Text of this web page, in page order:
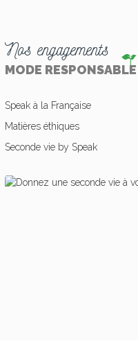
Nos engagements
MODE RESPONSABLE
Speak à la Française
Matières éthiques
Seconde vie by Speak